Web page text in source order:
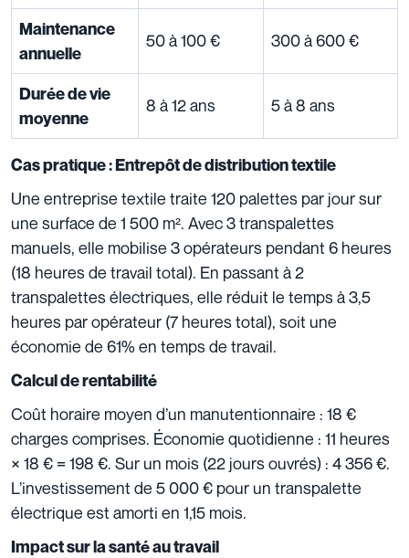
Maintenance
annuelle
50 à 100 € 300 à 600 €
Durée de vie
moyenne
8 à 12 ans 5 à 8 ans
Cas pratique : Entrepôt de distribution textile
Une entreprise textile traite 120 palettes par jour sur
une surface de 1 500 m². Avec 3 transpalettes
manuels, elle mobilise 3 opérateurs pendant 6 heures
(18 heures de travail total). En passant à 2
transpalettes électriques, elle réduit le temps à 3,5
heures par opérateur (7 heures total), soit une
économie de 61% en temps de travail.
Calcul de rentabilité
Coût horaire moyen d’un manutentionnaire : 18 €
charges comprises. Économie quotidienne : 11 heures
× 18 € = 198 €. Sur un mois (22 jours ouvrés) : 4 356 €.
L’investissement de 5 000 € pour un transpalette
électrique est amorti en 1,15 mois.
Impact sur la santé au travail